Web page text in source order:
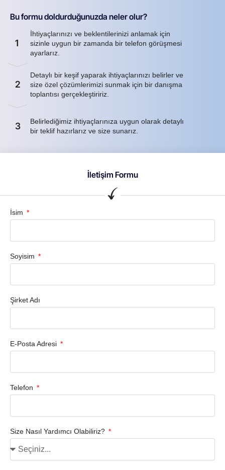
Bu formu doldurduğunuzda neler olur?
1
İhtiyaçlarınızı ve beklentilerinizi anlamak için
sizinle uygun bir zamanda bir telefon görüşmesi
ayarlarız.
2
Detaylı bir keşif yaparak ihtiyaçlarınızı belirler ve
size özel çözümlerimizi sunmak için bir danışma
toplantısı gerçekleştiririz.
3
Belirlediğimiz ihtiyaçlarınıza uygun olarak detaylı
bir teklif hazırlarız ve size sunarız.
İletişim Formu
İsim
Soyisim
Şirket Adı
E-Posta Adresi
Telefon
Size Nasıl Yardımcı Olabiliriz?